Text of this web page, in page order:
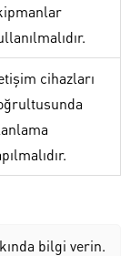
cihazları
bilgi verin.